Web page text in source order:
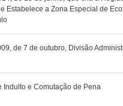
Estabelece a Zona Especial de
de 7 de outubro, Divisão
Indulto e Comutação de Pena